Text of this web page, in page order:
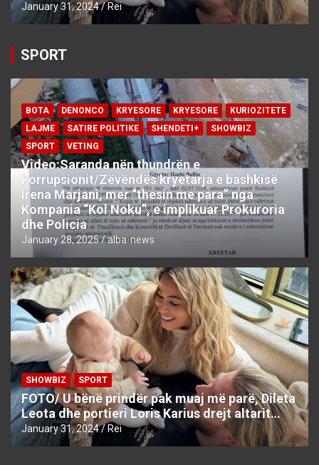
January 31, 2024 Rei
SPORT
BOTA DENONCO KRYESORE KRYESORE
KURIOZITETE
LAJME
SATIRE POLITIKE SHENDETI+
SHOWBIZ
SPORT
VETING
Video:Saranda nën thundrën e
korrupsionit/Zëvëndës kryetarja e bashkisë
Irena Marjani, mer “thesin me para” nga
Kompania “Kol Noku”, e implikuar Prokuroria
dhe Policia
January 28, 2025 alba-news
SHOWBIZ SPORT
FOTO/ U bënë prindër pak muaj më parë, Dileta
Leota dhe portieri Loris Karius drejt altarit…
January 31, 2024 Rei